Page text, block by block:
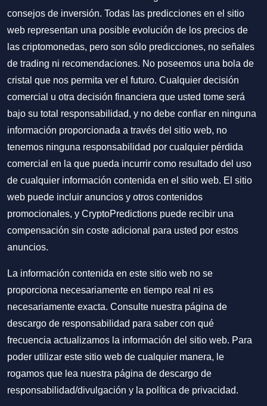
consejos de inversión. Todas las predicciones en el sitio
web representan una posible evolución de los precios de
las criptomonedas, pero son sólo predicciones, no señales
de trading ni recomendaciones. No poseemos una bola de
cristal que nos permita ver el futuro. Cualquier decisión
comercial u otra decisión financiera que usted tome será
bajo su total responsabilidad, y no debe confiar en ninguna
información proporcionada a través del sitio web, no
tenemos ninguna responsabilidad por cualquier pérdida
comercial en la que pueda incurrir como resultado del uso
de cualquier información contenida en el sitio web. El sitio
web puede incluir anuncios y otros contenidos
promocionales, y CryptoPredictions puede recibir una
compensación sin coste adicional para usted por estos
anuncios.
La información contenida en este sitio web no se
proporciona necesariamente en tiempo real ni es
necesariamente exacta. Consulte nuestra página de
descargo de responsabilidad para saber con qué
frecuencia actualizamos la información del sitio web. Para
poder utilizar este sitio web de cualquier manera, le
rogamos que lea nuestra página de descargo de
responsabilidad/divulgación y la política de privacidad.